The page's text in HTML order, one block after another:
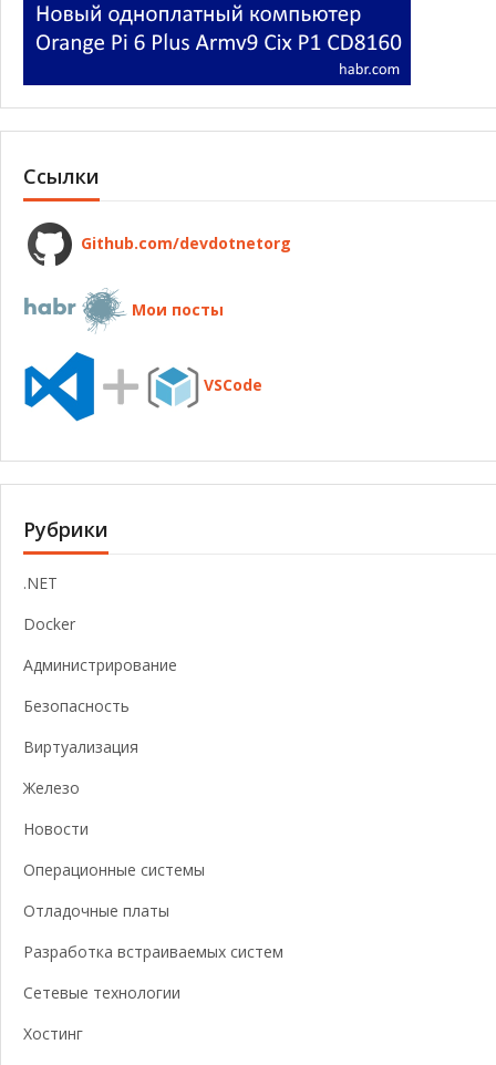
Ссылки
Github.com/devdotnetorg
Мои посты
VSCode
Рубрики
.NET
Docker
Администрирование
Безопасность
Виртуализация
Железо
Новости
Операционные системы
Отладочные платы
Разработка встраиваемых систем
Сетевые технологии
Хостинг